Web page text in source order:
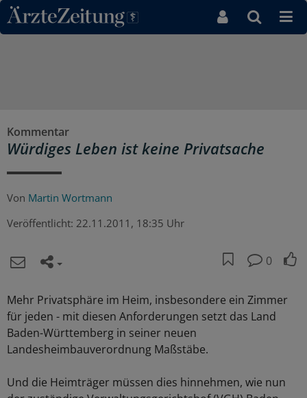
Direkt zum Inhaltsbereich
Kommentar
Würdiges Leben ist keine Privatsache
Von Martin Wortmann
Veröffentlicht: 22.11.2011, 18:35 Uhr
0
Mehr Privatsphäre im Heim, insbesondere ein Zimmer
für jeden - mit diesen Anforderungen setzt das Land
Baden-Württemberg in seiner neuen
Landesheimbauverordnung Maßstäbe.
Und die Heimträger müssen dies hinnehmen, wie nun